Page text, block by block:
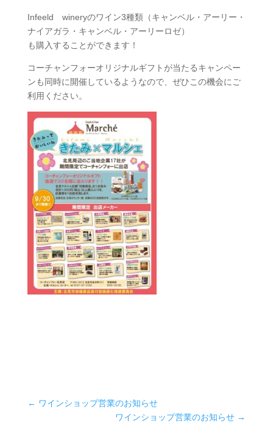
Infeeld wineryのワイン3種類（キャンベル・アーリー・
ナイアガラ・キャンベル・アーリーロゼ）
も購入することができます！
コーチャンフォーオリジナルギフトが当たるキャンペー
ンも同時に開催しているようなので、ぜひこの機会にご
利用ください。
← ワインショップ営業のお知らせ
ワインショップ営業のお知らせ →